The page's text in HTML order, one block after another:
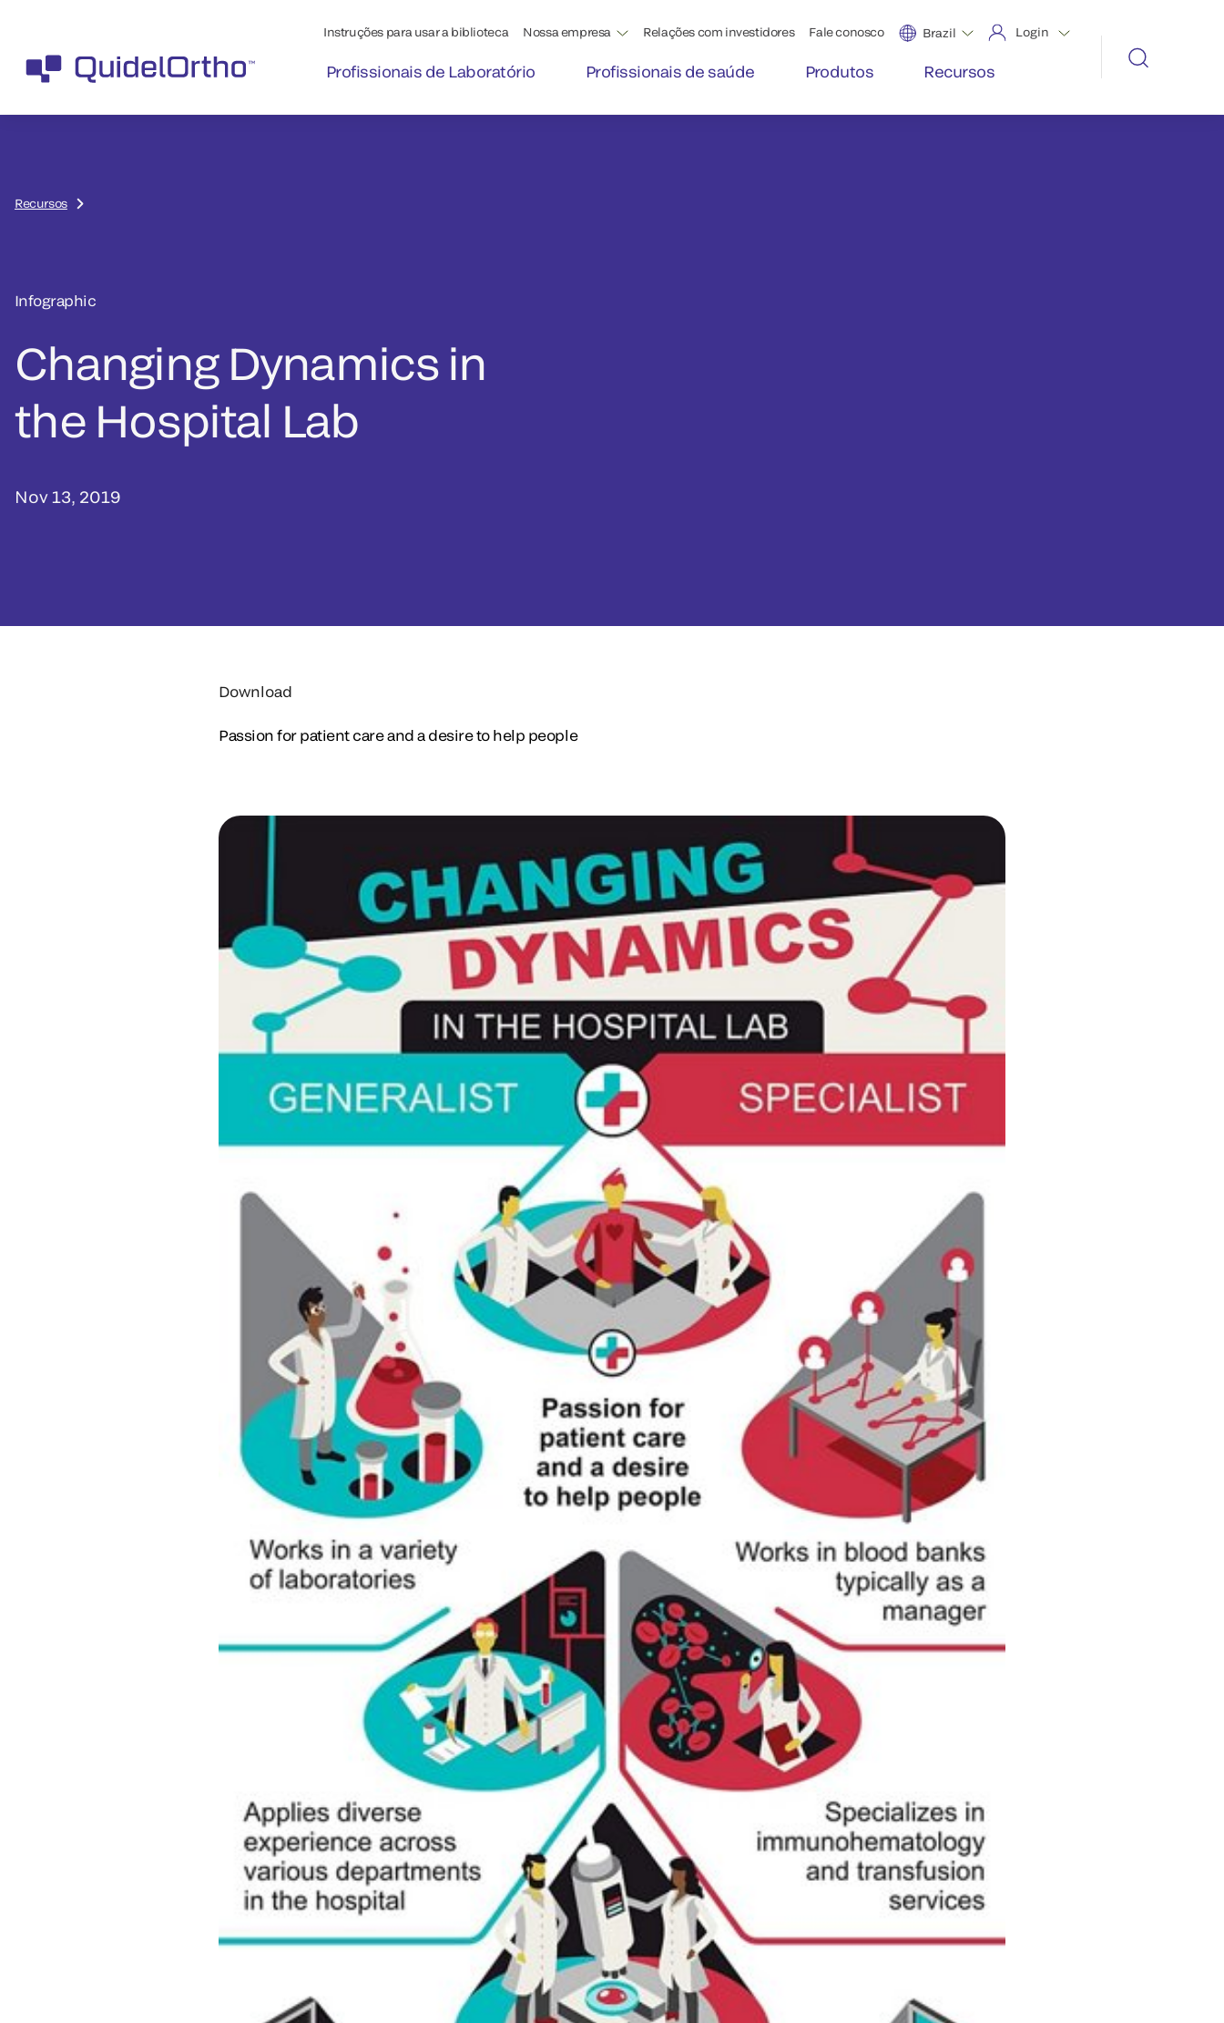
Instruções para usar a biblioteca Nossa empresa Relações com investidores Fale conosco Brazil Login
Profissionais de Laboratório Profissionais de saúde Produtos Recursos
Recursos
Infographic
Changing Dynamics in
the Hospital Lab
Nov 13, 2019
Download
Passion for patient care and a desire to help people